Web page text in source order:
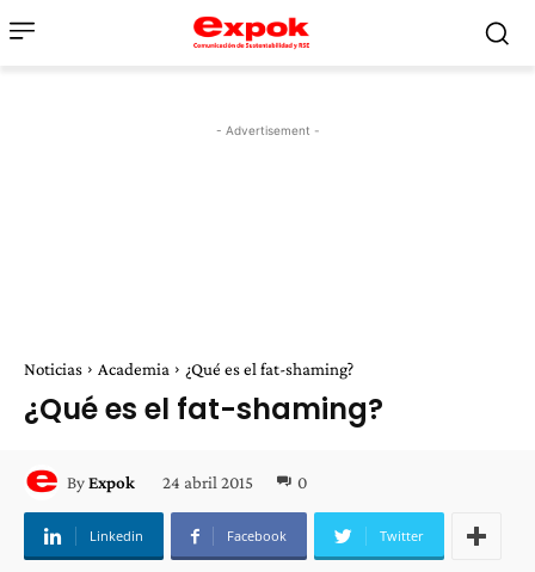
- Advertisement -
Noticias Academia ¿Qué es el fat-shaming?
¿Qué es el fat-shaming?
ByExpok 24 abril 2015 0
Linkedin Facebook Twitter